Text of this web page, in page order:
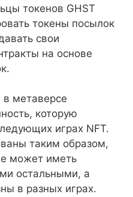
токенов GHST
токены посылок
свои
на основе
в метаверсе
которую
играх NFT.
таким образом,
может иметь
остальными, а
в разных играх.